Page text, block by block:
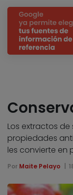
Los extractos
propiedades
les convierte en
Por Maite Pelayo